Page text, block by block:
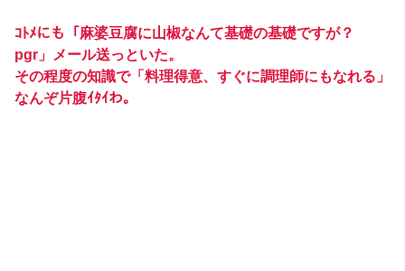
ｺﾄﾒにも「麻婆豆腐に山椒なんて基礎の基礎ですが？
pgr」メール送っといた。
その程度の知識で「料理得意、すぐに調理師にもなれる」
なんぞ片腹ｲﾀｲわ。